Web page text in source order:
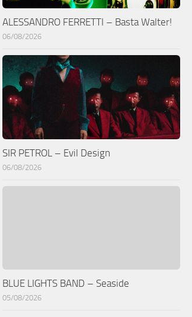
ALESSANDRO FERRETTI – Basta Walter!
06/08/2026
SIR PETROL – Evil Design
06/08/2026
BLUE LIGHTS BAND – Seaside
05/08/2026